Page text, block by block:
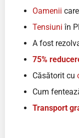
Oamenii
Tensiuni în
A fost
75%
Căsătorit cu
Cum
Transport